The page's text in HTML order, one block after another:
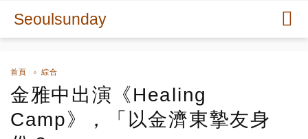
Seoulsunday
首頁 綜合
金雅中出演《Healing
Camp》，「以金濟東摯友身